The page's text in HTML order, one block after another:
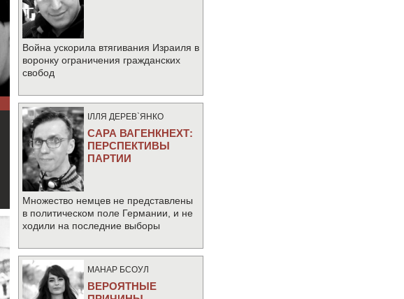
Война ускорила втягивания Израиля в
воронку ограничения гражданских
свобод
IЛЛЯ ДЕРЕВ`ЯНКО
САРА ВАГЕНКНЕХТ:
ПЕРСПЕКТИВЫ
ПАРТИИ
Множество немцев не представлены
в политическом поле Германии, и не
ходили на последние выборы
МАНАР БСОУЛ
ВЕРОЯТНЫЕ